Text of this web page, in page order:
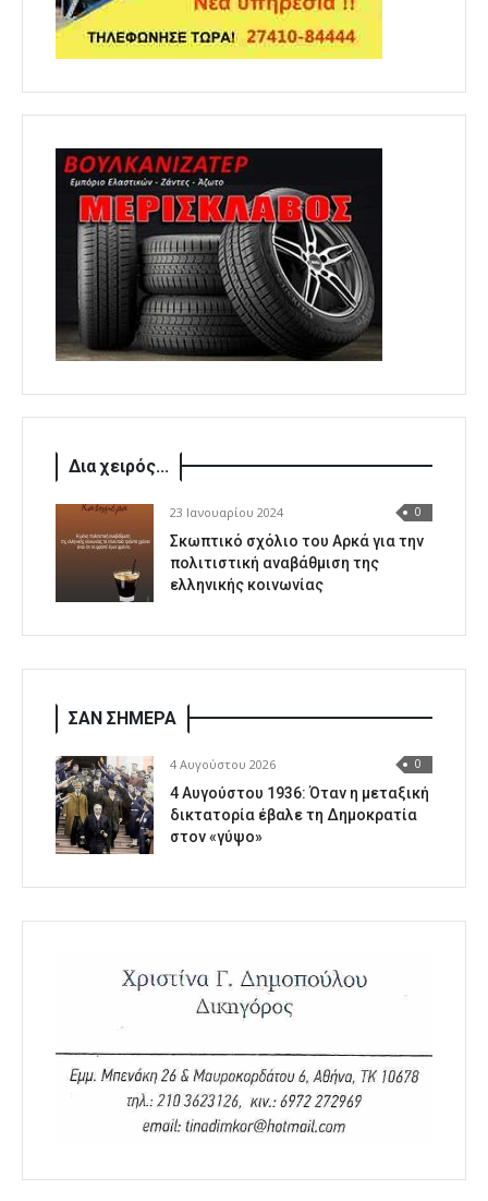
Δια χειρός...
23 Ιανουαρίου 2024 0
Σκωπτικό σχόλιο του Αρκά για την
πολιτιστική αναβάθμιση της
ελληνικής κοινωνίας
ΣΑΝ ΣΗΜΕΡΑ
4 Αυγούστου 2026 0
4 Αυγούστου 1936: Όταν η μεταξική
δικτατορία έβαλε τη Δημοκρατία
στον «γύψο»